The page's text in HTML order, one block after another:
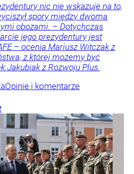
nic nie wskazuje na to,
spory między dwoma
obozami. – Dotychczas
jego prezydentury jest
– ocenia Mariusz Witczak z
z której możemy być
Jakubiak z Rozwoju Plus.
Opinie i komentarze